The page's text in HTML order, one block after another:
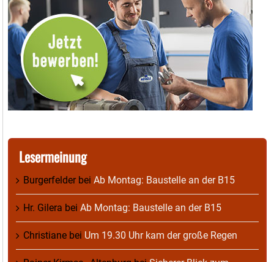
Lesermeinung
Burgerfelderbei Ab Montag: Baustelle an der B15
Hr. Gilera bei Ab Montag: Baustelle an der B15
Christiane bei Um 19.30 Uhr kam der große Regen